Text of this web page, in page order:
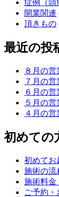
症例（頭
開業関連
頂きもの
最近の投
８月の営
７月の
６月の
５月の
４月の営
初めての
初めてお
施術の流
施術料金
ご予約